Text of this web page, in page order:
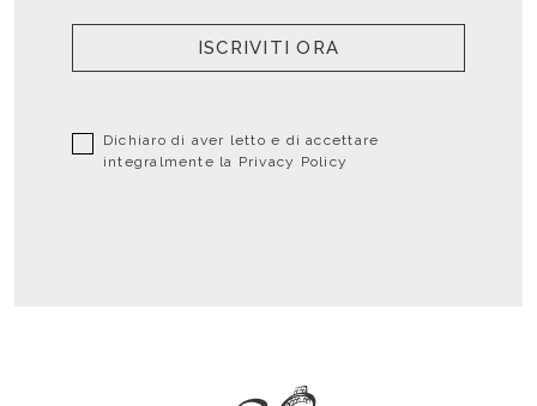
ISCRIVITI ORA
Dichiaro di aver letto e di accettare
integralmente la Privacy Policy